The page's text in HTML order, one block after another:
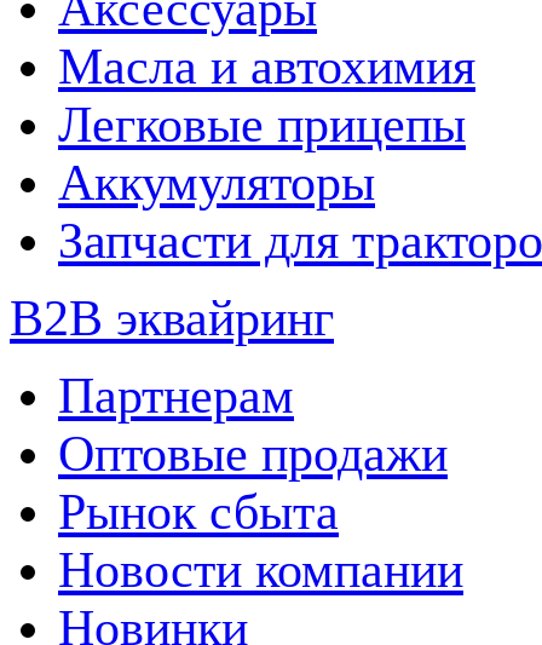
Масла и автохимия
Легковые прицепы
Аккумуляторы
Запчасти для
B2B эквайринг
Партнерам
Оптовые продажи
Рынок сбыта
Новости компании
Новинки